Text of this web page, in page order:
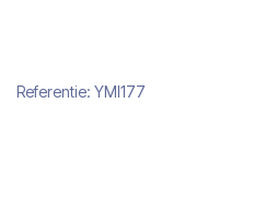
Referentie: YMI177